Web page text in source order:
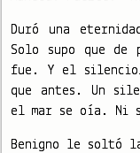
Duró una
Solo supo que
fue. Y el
que antes. Un
el mar se oía. Ni
Benigno le soltó la